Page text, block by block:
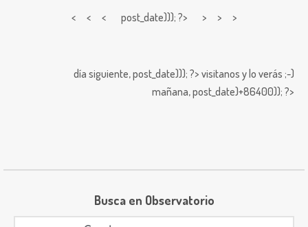
< < < post_date))); ?> > > >
día siguiente,post_date))); ?> visitanos y lo verás ;-)
mañana,post_date)+86400)); ?>
Busca en Observatorio